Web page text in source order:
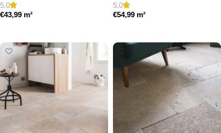
5.0
€43,99 m²
5.0
€54,99 m²